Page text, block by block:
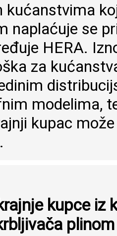
kućanstvima
naplaćuje se
HERA.
za
modelima,
kupac
.
kupce iz